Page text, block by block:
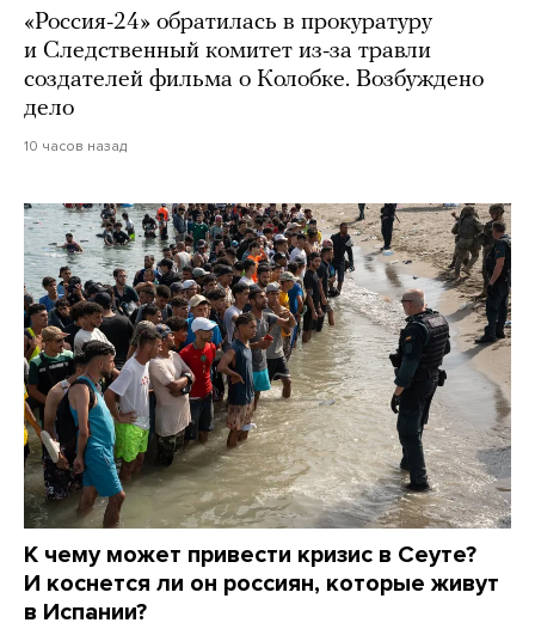
«Россия-24» обратилась в прокуратуру
и Следственный комитет из-за травли
создателей фильма о Колобке. Возбуждено
дело
10 часов назад
К чему может привести кризис в Сеуте?
И коснется ли он россиян, которые живут
в Испании?